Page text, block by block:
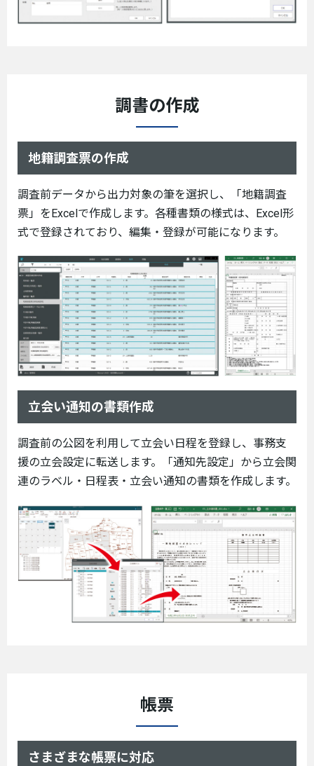
調書の作成
地籍調査票の作成
調査前データから出力対象の筆を選択し、「地籍調査
票」をExcelで作成します。各種書類の様式は、Excel形
式で登録されており、編集・登録が可能になります。
立会い通知の書類作成
調査前の公図を利用して立会い日程を登録し、事務支
援の立会設定に転送します。「通知先設定」から立会関
連のラベル・日程表・立会い通知の書類を作成します。
帳票
さまざまな帳票に対応